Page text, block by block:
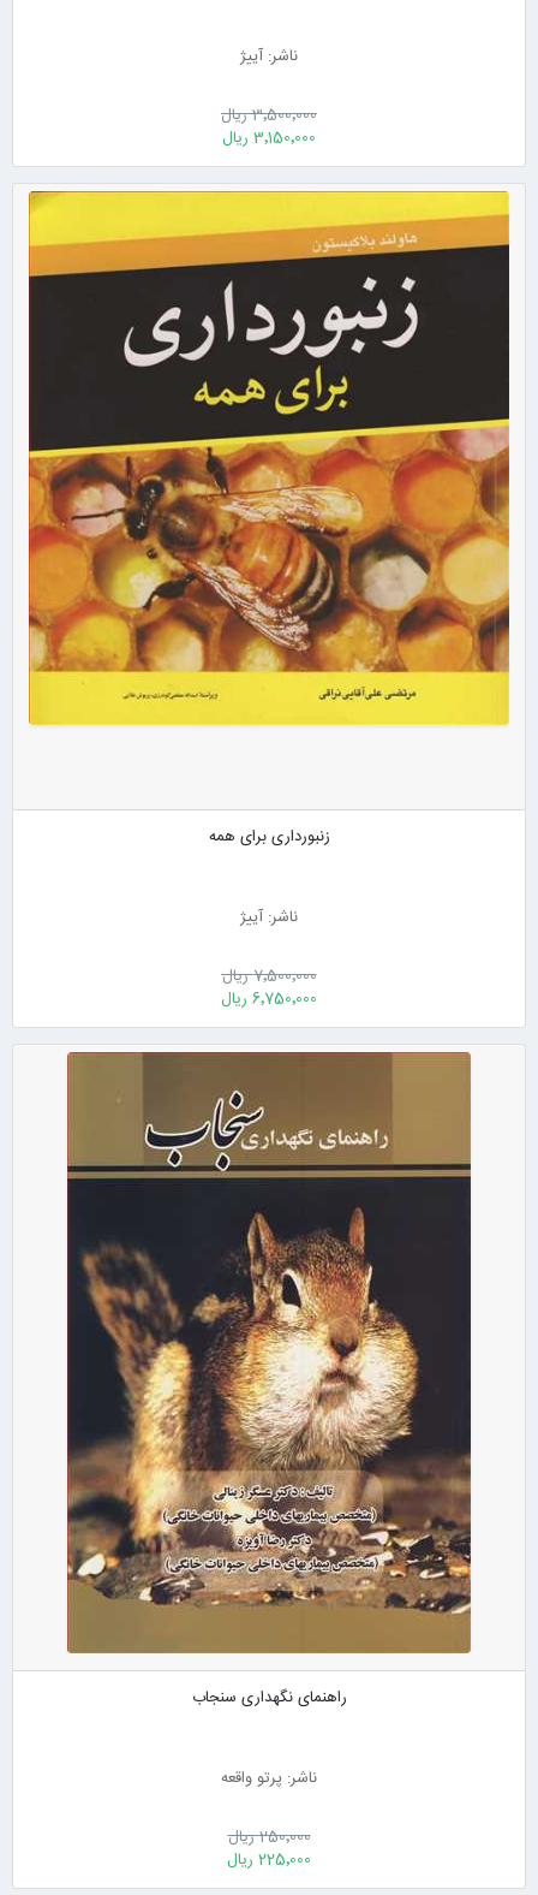
ناشر: آییژ
3٬500٬000 ریال
3٬150٬000 ریال
زنبورداری برای همه
ناشر: آییژ
7٬500٬000 ریال
6٬750٬000 ریال
راهنمای نگهداری سنجاب
ناشر: پرتو واقعه
250٬000 ریال
225٬000 ریال